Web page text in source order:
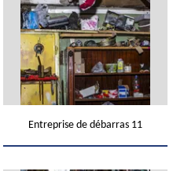
Entreprise de débarras 11